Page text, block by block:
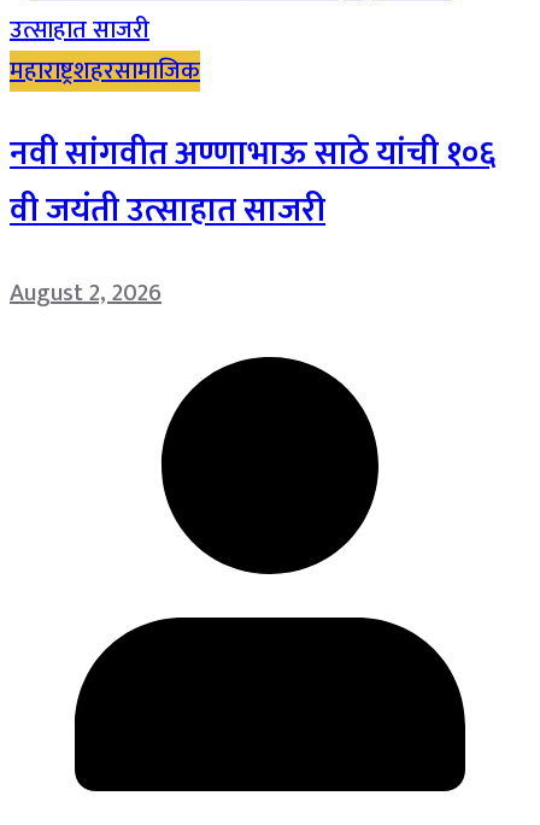
महाराष्ट्रशहरसामाजिक
नवी सांगवीत अण्णाभाऊ साठे यांची १०६
वी जयंती उत्साहात साजरी
August 2, 2026